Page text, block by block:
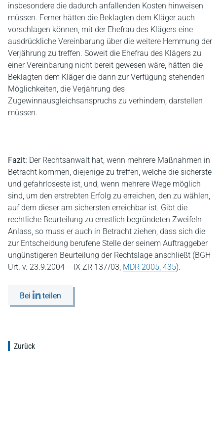
insbesondere die dadurch anfallenden Kosten hinweisen
müssen. Ferner hätten die Beklagten dem Kläger auch
vorschlagen können, mit der Ehefrau des Klägers eine
ausdrückliche Vereinbarung über die weitere Hemmung der
Verjährung zu treffen. Soweit die Ehefrau des Klägers zu
einer Vereinbarung nicht bereit gewesen wäre, hätten die
Beklagten dem Kläger die dann zur Verfügung stehenden
Möglichkeiten, die Verjährung des
Zugewinnausgleichsanspruchs zu verhindern, darstellen
müssen.
Fazit: Der Rechtsanwalt hat, wenn mehrere Maßnahmen in
Betracht kommen, diejenige zu treffen, welche die sicherste
und gefahrloseste ist, und, wenn mehrere Wege möglich
sind, um den erstrebten Erfolg zu erreichen, den zu wählen,
auf dem dieser am sichersten erreichbar ist. Gibt die
rechtliche Beurteilung zu ernstlich begründeten Zweifeln
Anlass, so muss er auch in Betracht ziehen, dass sich die
zur Entscheidung berufene Stelle der seinem Auftraggeber
ungünstigeren Beurteilung der Rechtslage anschließt (BGH
Urt. v. 23.9.2004 – IX ZR 137/03, MDR 2005, 435).
Bei teilen
Zurück